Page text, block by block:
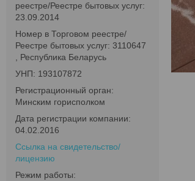
реестре/Реестре бытовых услуг:
23.09.2014
Номер в Торговом реестре/
Реестре бытовых услуг: 3110647
, Республика Беларусь
УНП: 193107872
Регистрационный орган:
Минским горисполком
Дата регистрации компании:
04.02.2016
Ссылка на свидетельство/
лицензию
Режим работы: